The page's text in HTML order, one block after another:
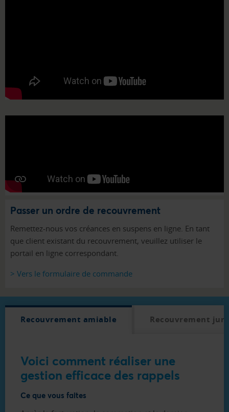
Passer un ordre de recouvrement
Remettez-nous vos créances en suspens en ligne. En tant
que client existant du recouvrement, veuillez utiliser le
portail en ligne correspondant.
> Vers le formulaire de commande
Recouvrement amiable Recouvrement
Voici comment réaliser une
gestion efficace des rappels
Ce que vous faites